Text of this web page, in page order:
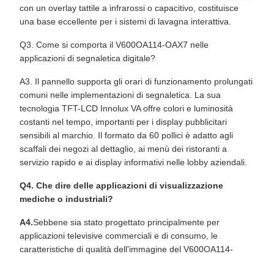
con un overlay tattile a infrarossi o capacitivo, costituisce
una base eccellente per i sistemi di lavagna interattiva.
Q3. Come si comporta il V600OA114-OAX7 nelle
applicazioni di segnaletica digitale?
A3. Il pannello supporta gli orari di funzionamento prolungati
comuni nelle implementazioni di segnaletica. La sua
tecnologia TFT-LCD Innolux VA offre colori e luminosità
costanti nel tempo, importanti per i display pubblicitari
sensibili al marchio. Il formato da 60 pollici è adatto agli
scaffali dei negozi al dettaglio, ai menù dei ristoranti a
servizio rapido e ai display informativi nelle lobby aziendali.
Q4. Che dire delle applicazioni di visualizzazione
mediche o industriali?
A4.Sebbene sia stato progettato principalmente per
applicazioni televisive commerciali e di consumo, le
caratteristiche di qualità dell'immagine del V600OA114-